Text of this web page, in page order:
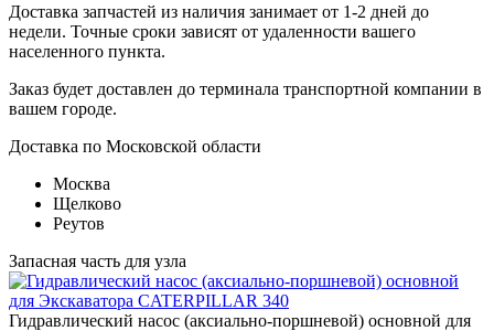
Доставка запчастей из наличия занимает от 1-2 дней до
недели. Точные сроки зависят от удаленности вашего
населенного пункта.
Заказ будет доставлен до терминала транспортной компании в
вашем городе.
Доставка по Московской области
Москва
Щелково
Реутов
Запасная часть для узла
Гидравлический насос (аксиально-поршневой) основной для